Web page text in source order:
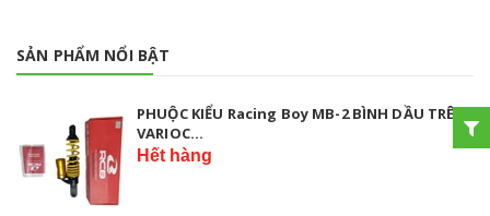
SẢN PHẨM NỔI BẬT
PHUỘC KIỂU Racing Boy MB-2 BÌNH DẦU TRÊN
VARIOC...
Hết hàng